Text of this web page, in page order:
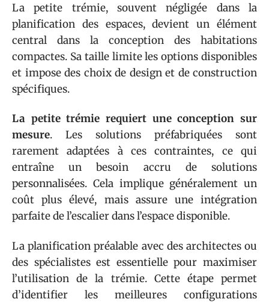
La petite trémie, souvent négligée dans la
planification des espaces, devient un élément
central dans la conception des habitations
compactes. Sa taille limite les options disponibles
et impose des choix de design et de construction
spécifiques.
La petite trémie requiert une conception sur
mesure. Les solutions préfabriquées sont
rarement adaptées à ces contraintes, ce qui
entraîne un besoin accru de solutions
personnalisées. Cela implique généralement un
coût plus élevé, mais assure une intégration
parfaite de l’escalier dans l’espace disponible.
La planification préalable avec des architectes ou
des spécialistes est essentielle pour maximiser
l’utilisation de la trémie. Cette étape permet
d’identifier les meilleures configurations